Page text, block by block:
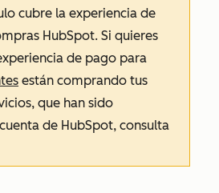
cubre la experiencia de
HubSpot. Si quieres
de pago para
están comprando tus
que han sido
de HubSpot, consulta